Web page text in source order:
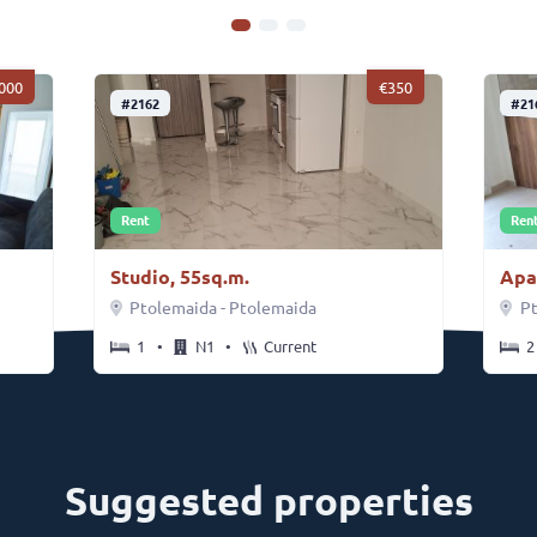
350
#2162
Rent
Studio, 55sq.m.
Ptolemaida - Ptolemaida
1 • N1 • Current 2
Suggested properties